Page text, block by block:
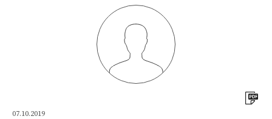
07.10.2019